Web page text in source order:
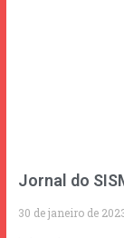
Jornal do
30 de janeiro de